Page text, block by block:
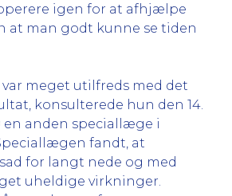
igen for at afhjælpe
at man godt kunne se tiden
meget utilfreds med det
konsulterede hun den 14.
en anden speciallæge i
fandt, at
for langt nede og med
uheldige virkninger.